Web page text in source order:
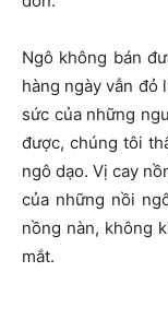
Ngô không bán
hàng ngày vẫn đỏ
sức của những
được, chúng tôi
ngô dạo. Vị cay
của những nồi
nồng nàn, không
mắt.